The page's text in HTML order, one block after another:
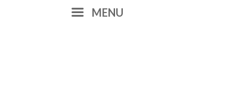
MENU